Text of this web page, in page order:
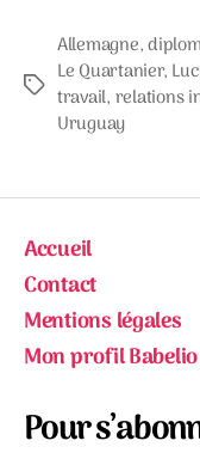
Étiquettes
Allemagne,
Le Quartanier,
travail, relations
Uruguay
Accueil
Contact
Mentions légales
Mon profil Babelio
Pour